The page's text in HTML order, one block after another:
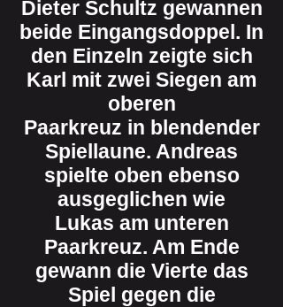
Dieter Schultz gewannen
beide Eingangsdoppel. In
den Einzeln zeigte sich
Karl mit zwei Siegen am
oberen
Paarkreuz in blendender
Spiellaune. Andreas
spielte oben ebenso
ausgeglichen wie
Lukas am unteren
Paarkreuz. Am Ende
gewann die Vierte das
Spiel gegen die